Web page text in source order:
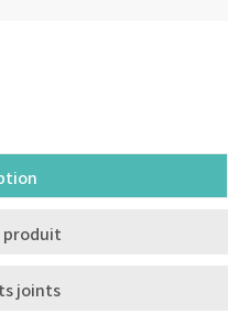
produit
joints